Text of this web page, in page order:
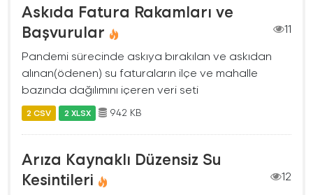
Askıda Fatura Rakamları ve
Başvurular
11
Pandemi sürecinde askıya bırakılan ve askıdan
alınan(ödenen) su faturaların ilçe ve mahalle
bazında dağılımını içeren veri seti
2 CSV 2 XLSX 942 KB
Arıza Kaynaklı Düzensiz Su
Kesintileri
12